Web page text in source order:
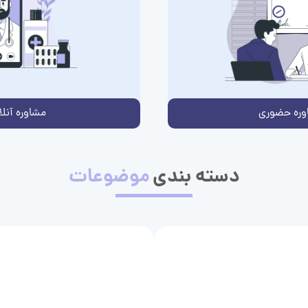
حضوری مشاوره
دسته بندیموضوعات